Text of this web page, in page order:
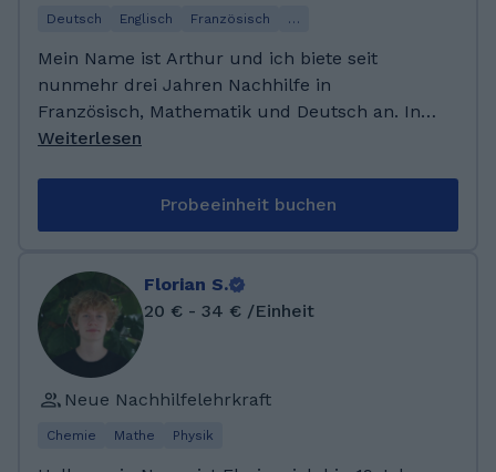
Deutsch Englisch Französisch …
Mein Name ist Arthur und ich biete seit
nunmehr drei Jahren Nachhilfe in
Französisch, Mathematik und Deutsch an. In
meiner Freizeit vertiefe ich meine
Herbst voraussichtlich ein Studium des
Steuerrechts aufnehmen. Ich habe ein
staatliches Gymnasium besucht und in
diesem Jahr die allgemeine Hochschulreife
(Note: 1,0) erworben. Zudem bin ich Inhaber
eines DALF-Diploms (C1-Niveau in
Französisch). Ich habe bereits zwei Schüler in
Weiterlesen
Probeeinheit buchen
Florian S.
20 € - 34 € /Einheit
Neue Nachhilfelehrkraft
Chemie Mathe Physik